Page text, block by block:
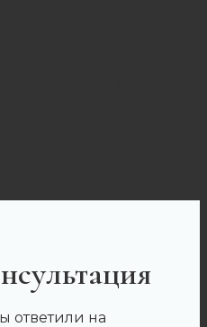
ответили на